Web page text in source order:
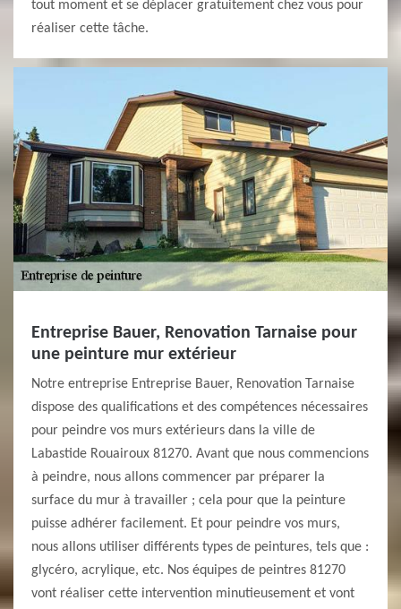
tout moment et se déplacer gratuitement chez vous pour
réaliser cette tâche.
Entreprise Bauer, Renovation Tarnaise pour
une peinture mur extérieur
Notre entreprise Entreprise Bauer, Renovation Tarnaise
dispose des qualifications et des compétences nécessaires
pour peindre vos murs extérieurs dans la ville de
Labastide Rouairoux 81270. Avant que nous commencions
à peindre, nous allons commencer par préparer la
surface du mur à travailler ; cela pour que la peinture
puisse adhérer facilement. Et pour peindre vos murs,
nous allons utiliser différents types de peintures, tels que :
glycéro, acrylique, etc. Nos équipes de peintres 81270
vont réaliser cette intervention minutieusement et vont